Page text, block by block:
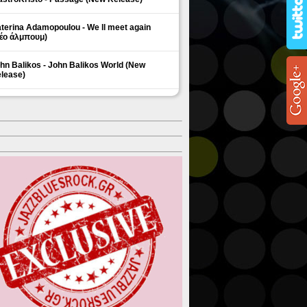
Adamopoulou - We ll meet again
άλμπουμ)
Balikos - John Balikos World (New